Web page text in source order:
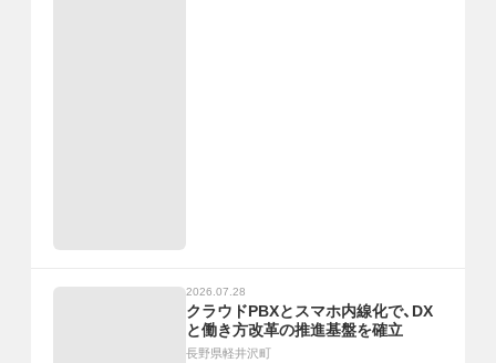
2026.07.28
クラウドPBXとスマホ内線化で、DX
と働き方改革の推進基盤を確立
長野県軽井沢町